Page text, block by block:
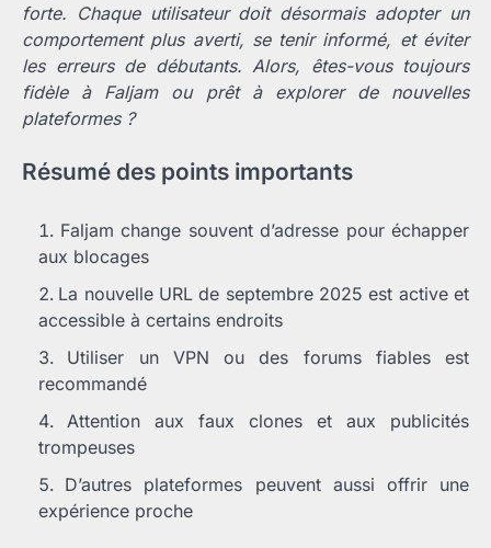
forte. Chaque utilisateur doit désormais adopter un
comportement plus averti, se tenir informé, et éviter
les erreurs de débutants. Alors, êtes-vous toujours
fidèle à Faljam ou prêt à explorer de nouvelles
plateformes ?
Résumé des points importants
Faljam change souvent d’adresse pour échapper
aux blocages
La nouvelle URL de septembre 2025 est active et
accessible à certains endroits
Utiliser un VPN ou des forums fiables est
recommandé
Attention aux faux clones et aux publicités
trompeuses
D’autres plateformes peuvent aussi offrir une
expérience proche